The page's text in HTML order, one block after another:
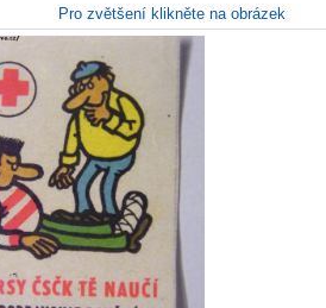
Pro zvětšení klikněte na obrázek